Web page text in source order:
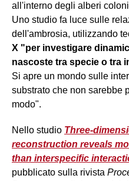
all'interno degli alberi
Uno studio fa luce sulle
dell'ambrosia, utilizzando
X "per investigare
nascoste tra specie o tra
Si apre un mondo sulle
substrato che non sarebbe
modo".
Nello studio Three-
reconstruction reveals
than interspecific
pubblicato sulla rivista